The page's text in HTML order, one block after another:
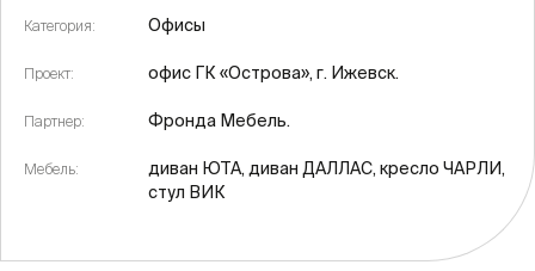
Категория: Офисы
Проект: офис ГК «Острова», г. Ижевск.
Партнер: Фронда Мебель.
Мебель:
диван ЮТА, диван ДАЛЛАС, кресло ЧАРЛИ,
стул ВИК